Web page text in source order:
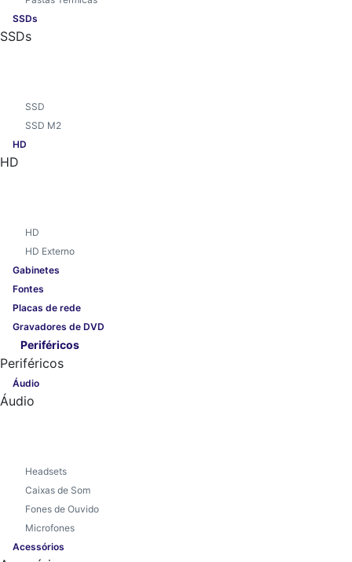
SSDs
SSDs
SSD
SSD M2
HD
HD
HD
HD Externo
Gabinetes
Fontes
Placas de rede
Gravadores de DVD
Periféricos
Periféricos
Áudio
Áudio
Headsets
Caixas de Som
Fones de Ouvido
Microfones
Acessórios